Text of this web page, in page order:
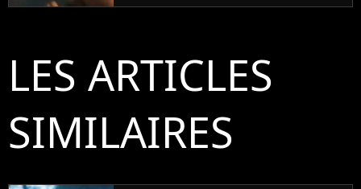
LES ARTICLES
SIMILAIRES